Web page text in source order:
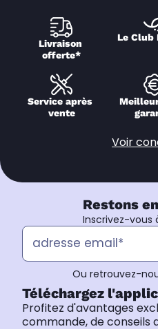
Livraison
offerte*
Le
Service après
vente
Voir
Restons
Inscrivez-vous
Ou retrouvez-
Téléchargez
Profitez d'avantages
commande, de conseils